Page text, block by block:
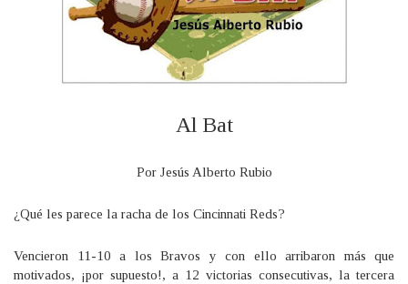
Al Bat
Por Jesús Alberto Rubio
¿Qué les parece la racha de los Cincinnati Reds?
Vencieron 11-10 a los Bravos y con ello arribaron más que
motivados, ¡por supuesto!, a 12 victorias consecutivas, la tercera